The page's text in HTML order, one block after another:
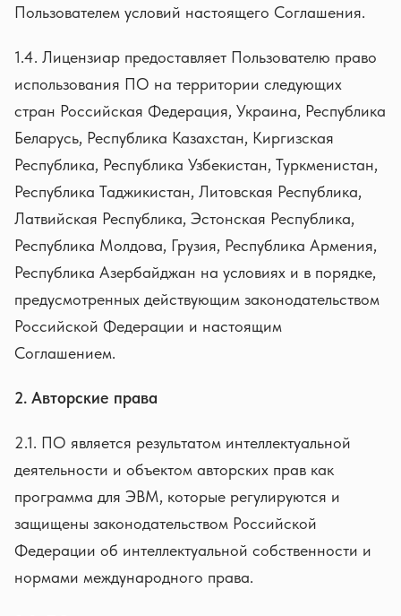
Пользователем условий настоящего Соглашения.
1.4. Лицензиар предоставляет Пользователю право
использования ПО на территории следующих
стран Российская Федерация, Украина, Республика
Беларусь, Республика Казахстан, Киргизская
Республика, Республика Узбекистан, Туркменистан,
Республика Таджикистан, Литовская Республика,
Латвийская Республика, Эстонская Республика,
Республика Молдова, Грузия, Республика Армения,
Республика Азербайджан на условиях и в порядке,
предусмотренных действующим законодательством
Российской Федерации и настоящим
Соглашением.
2. Авторские права
2.1. ПО является результатом интеллектуальной
деятельности и объектом авторских прав как
программа для ЭВМ, которые регулируются и
защищены законодательством Российской
Федерации об интеллектуальной собственности и
нормами международного права.